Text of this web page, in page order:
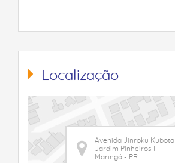
Localização
Avenida Jinroku Kubota
Jardim Pinheiros III
Maringá - PR